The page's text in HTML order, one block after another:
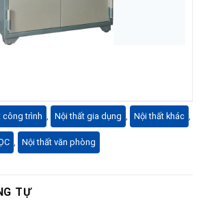
công trình Nội thất gia dụng Nội thất khác
Nội thất văn phòng
TỰ